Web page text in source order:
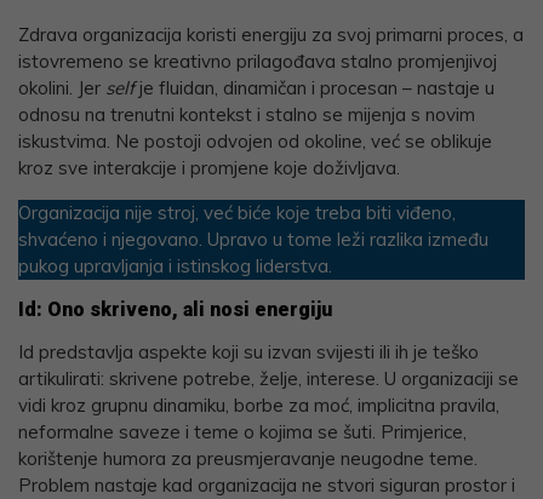
Zdrava organizacija koristi energiju za svoj primarni proces, a
istovremeno se kreativno prilagođava stalno promjenjivoj
okolini. Jer selfje fluidan, dinamičan i procesan – nastaje u
odnosu na trenutni kontekst i stalno se mijenja s novim
iskustvima. Ne postoji odvojen od okoline, već se oblikuje
kroz sve interakcije i promjene koje doživljava.
Organizacija nije stroj, već biće koje treba biti viđeno,
shvaćeno i njegovano. Upravo u tome leži razlika između
pukog upravljanja i istinskog liderstva.
Id: Ono skriveno, ali nosi energiju
Id predstavlja aspekte koji su izvan svijesti ili ih je teško
artikulirati: skrivene potrebe, želje, interese. U organizaciji se
vidi kroz grupnu dinamiku, borbe za moć, implicitna pravila,
neformalne saveze i teme o kojima se šuti. Primjerice,
korištenje humora za preusmjeravanje neugodne teme.
Problem nastaje kad organizacija ne stvori siguran prostor i